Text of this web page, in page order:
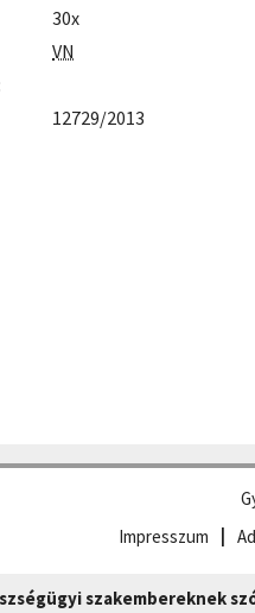
30x
VN
12729/2013
Impresszum
szakembereknek